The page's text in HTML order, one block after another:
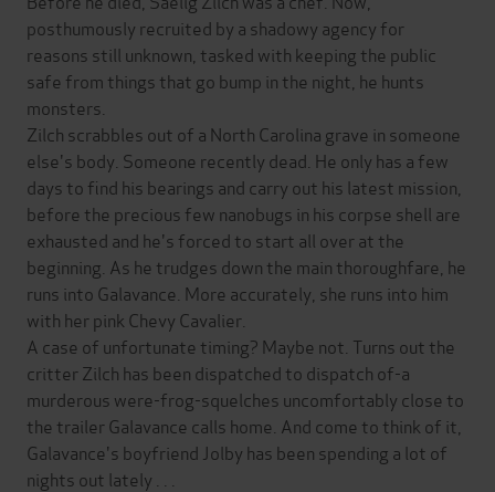
posthumously recruited by a shadowy agency for
reasons still unknown, tasked with keeping the public
safe from things that go bump in the night, he hunts
monsters.
Zilch scrabbles out of a North Carolina grave in someone
else's body. Someone recently dead. He only has a few
days to find his bearings and carry out his latest mission,
before the precious few nanobugs in his corpse shell are
exhausted and he's forced to start all over at the
beginning. As he trudges down the main thoroughfare, he
runs into Galavance. More accurately, she runs into him
with her pink Chevy Cavalier.
A case of unfortunate timing? Maybe not. Turns out the
critter Zilch has been dispatched to dispatch of-a
murderous were-frog-squelches uncomfortably close to
the trailer Galavance calls home. And come to think of it,
Galavance's boyfriend Jolby has been spending a lot of
nights out lately . . .